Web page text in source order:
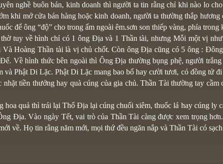
nghề buôn bán, kinh doanh thì người ta tin rằng chỉ khi nào lo
khi mở cửa bán hàng hoặc kinh doanh, người ta thường thắp
để ông “độ” cho trong ấm ngoài êm.sơn son thiếp vàng, phía
tuy về hình chỉ có 1 ông Địa và 1 Thần tài, nhưng Mỗi một vị
Hoàng Thần tài là vị chủ chốt. Còn ông Địa cũng có 5 ông :
Về hình thức bên ngoài thì Ông Địa thường bụng phệ, người
và Phật Di Lặc. Phật Di Lặc mang bao bố hay cười tươi, có đồng tử
tiền thưởng hay quà cúng của gia chủ. Thần Tài thường tay
hoa quả thì trái lại Thổ Địa lại cúng chuối xiêm, thuốc lá hay cúng
Địa. Vào ngày Tết, vai trò của Thần Tài càng được xem trọng
về. Họ tin rằng năm mới, mọi thứ đều ngăn nắp và Thần Tài có